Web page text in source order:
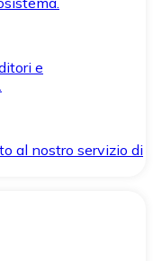
e
al nostro servizio di